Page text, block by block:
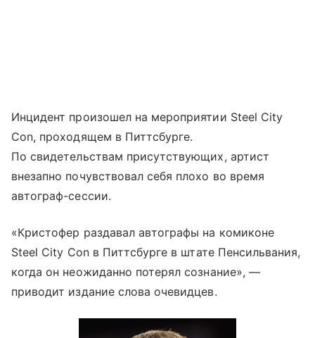
Инцидент произошел на мероприятии Steel City
Con, проходящем в Питтсбурге.
По свидетельствам присутствующих, артист
внезапно почувствовал себя плохо во время
автограф-сессии.
«Кристофер раздавал автографы на комиконе
Steel City Con в Питтсбурге в штате Пенсильвания,
когда он неожиданно потерял сознание», —
приводит издание слова очевидцев.